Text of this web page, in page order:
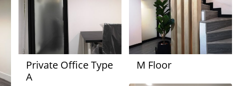
Private Office Type
A
M Floor